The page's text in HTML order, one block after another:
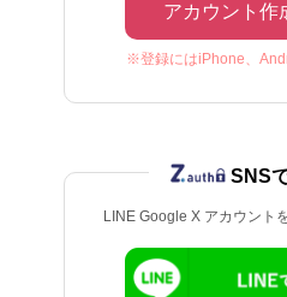
アカウント作
※登録にはiPhone、
LINE Google X アカウント
SNS